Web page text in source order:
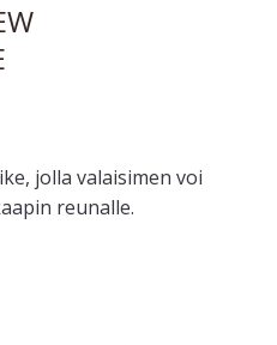
jolla valaisimen voi
reunalle.